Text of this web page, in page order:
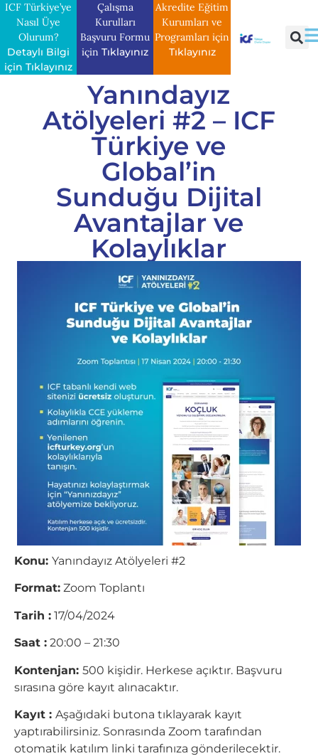
ICF Türkiye’ye
Nasıl Üye
Olurum?
Detaylı Bilgi
için Tıklayınız
Çalışma
Kurulları
Başvuru Formu
içinTıklayınız
Akredite Eğitim
Kurumları ve
Programları için
Tıklayınız
Yanındayız
Atölyeleri #2 – ICF
Türkiye ve
Global’in
Sunduğu Dijital
Avantajlar ve
Kolaylıklar
Konu: Yanındayız Atölyeleri #2
Format: Zoom Toplantı
Tarih : 17/04/2024
Saat : 20:00 – 21:30
Kontenjan: 500 kişidir. Herkese açıktır. Başvuru
sırasına göre kayıt alınacaktır.
Kayıt : Aşağıdaki butona tıklayarak kayıt
yaptırabilirsiniz. Sonrasında Zoom tarafından
otomatik katılım linki tarafınıza gönderilecektir.